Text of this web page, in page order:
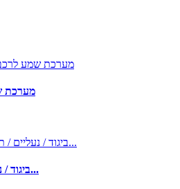
מערכת
ביגוד / נעליים / תיק / משקפיים / כובע...